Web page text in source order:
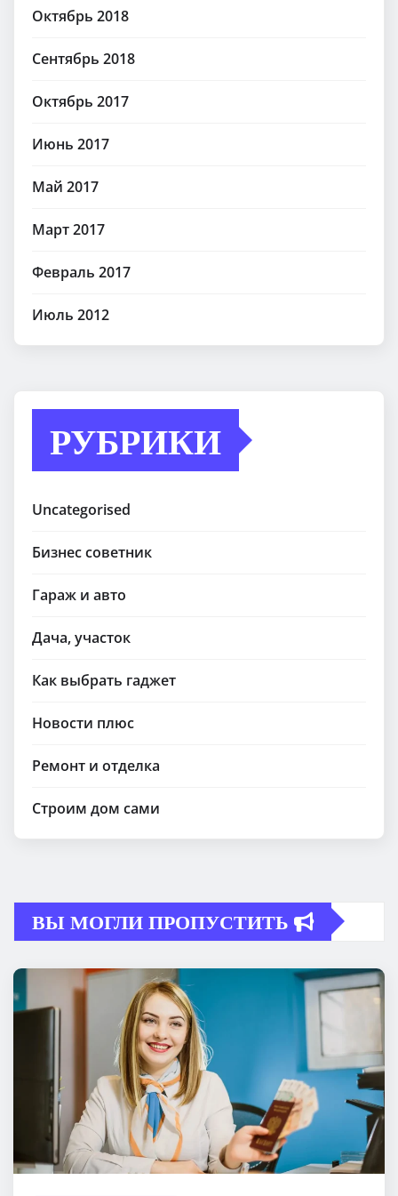
Октябрь 2018
Сентябрь 2018
Октябрь 2017
Июнь 2017
Май 2017
Март 2017
Февраль 2017
Июль 2012
РУБРИКИ
Uncategorised
Бизнес советник
Гараж и авто
Дача, участок
Как выбрать гаджет
Новости плюс
Ремонт и отделка
Строим дом сами
ВЫ МОГЛИ ПРОПУСТИТЬ